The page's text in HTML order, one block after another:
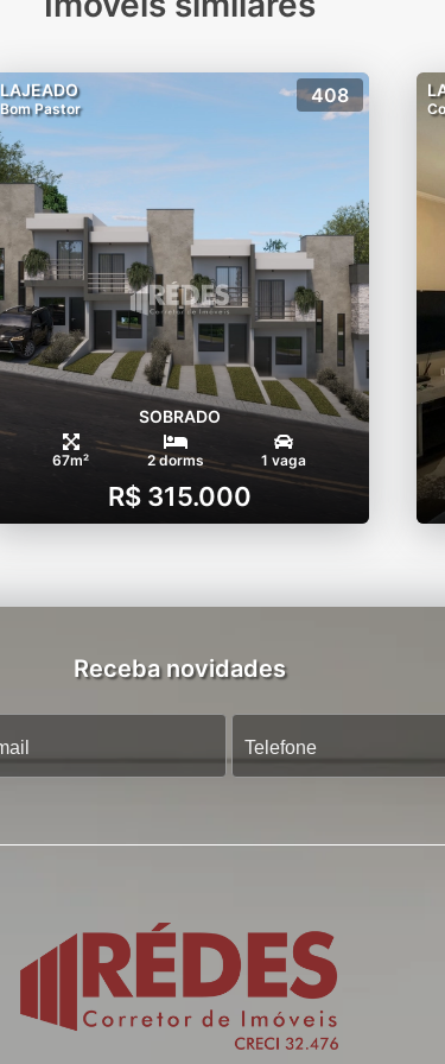
LAJEADO
Bom Pastor
408
SOBRADO
67m² 2 dorms 1 vaga
R$ 315.000
Receba novidades